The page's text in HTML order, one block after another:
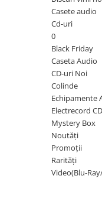
Viniluri Românești
Colecția Electrecord
Casete audio
Cd-uri
0
Black Friday
Caseta Audio
CD-uri Noi
Colinde
Echipamente
Electrecord
Mystery Box
Noutăți
Promoții
Rarități
Video(Blu-